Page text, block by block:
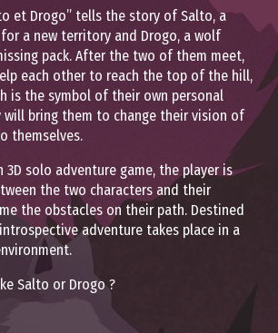
et Drogo” tells the story of Salto, a
a new territory and Drogo, a wolf
pack. After the two of them meet,
each other to reach the top of the hill,
is the symbol of their own personal
will bring them to change their vision of
themselves.
solo adventure game, the player is
the two characters and their
the obstacles on their path. Destined
adventure takes place in a
Salto or Drogo ?